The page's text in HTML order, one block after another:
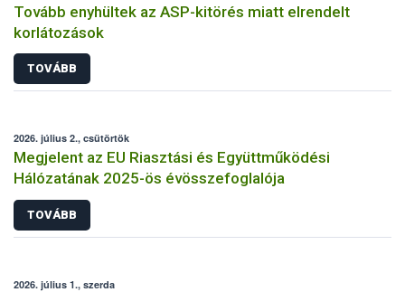
Tovább enyhültek az ASP-kitörés miatt elrendelt
korlátozások
TOVÁBB
2026. július 2., csütörtök
Megjelent az EU Riasztási és Együttműködési
Hálózatának 2025-ös évösszefoglalója
TOVÁBB
2026. július 1., szerda